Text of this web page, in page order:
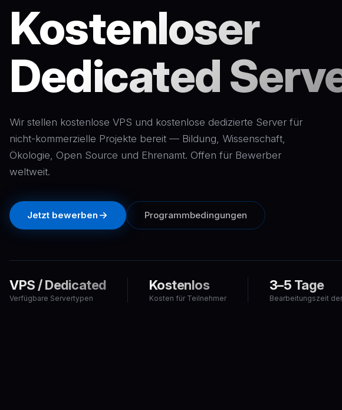
Kostenloser
Dedicated
Wir stellen kostenlose VPS und kostenlose dedizierte Server für
nicht-kommerzielle Projekte bereit — Bildung, Wissenschaft,
Ökologie, Open Source und Ehrenamt. Offen für Bewerber
weltweit.
Jetzt bewerben Programmbedingungen
VPS / Dedicated
Verfügbare Servertypen
Kostenlos
Kosten für Teilnehmer
3–5 Tage
Bearbeitungszeit